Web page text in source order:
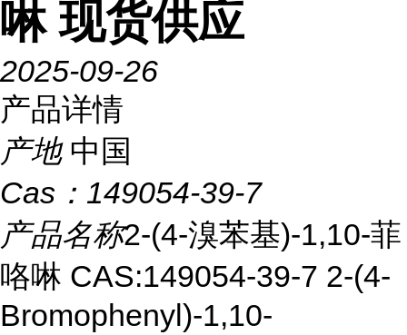
啉 现货供应
2025-09-26
产品详情
产地 中国
Cas： 149054-39-7
产品名称2-(4-溴苯基)-1,10-菲
咯啉 CAS:149054-39-7 2-(4-
Bromophenyl)-1,10-